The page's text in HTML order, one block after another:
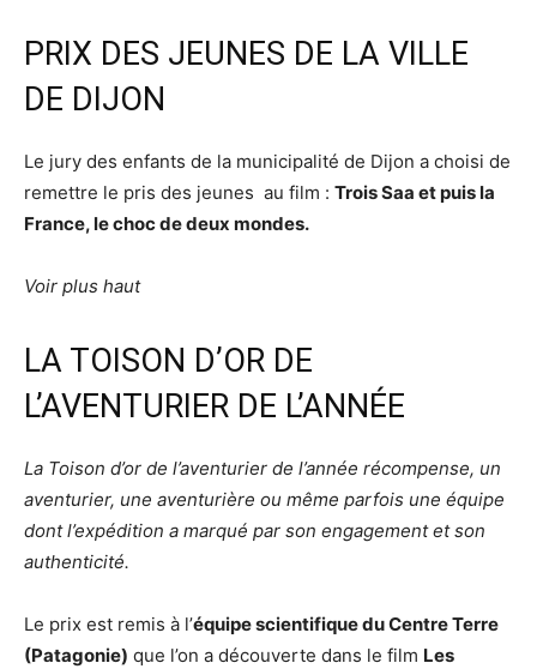
PRIX DES JEUNES DE LA VILLE
DE DIJON
Le jury des enfants de la municipalité de Dijon a choisi de
remettre le pris des jeunes au film : Trois Saa et puis la
France, le choc de deux mondes.
Voir plus haut
LA TOISON D’OR DE
L’AVENTURIER DE L’ANNÉE
La Toison d’or de l’aventurier de l’année récompense, un
aventurier, une aventurière ou même parfois une équipe
dont l’expédition a marqué par son engagement et son
authenticité.
Le prix est remis à l’équipe scientifique du Centre Terre
(Patagonie) que l’on a découverte dans le film Les